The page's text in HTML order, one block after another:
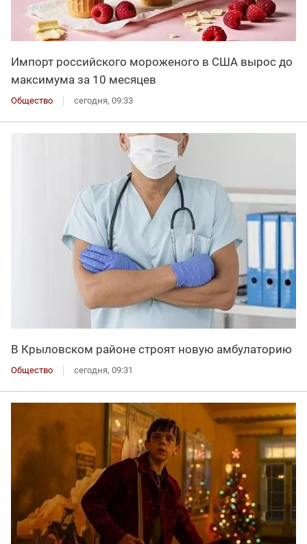
Импорт российского мороженого в США вырос до
максимума за 10 месяцев
Общество сегодня, 09:33
В Крыловском районе строят новую амбулаторию
Общество сегодня, 09:31